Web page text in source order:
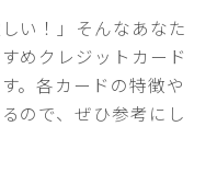
い！」そんなあなた
めクレジットカード
。各カードの特徴や
ので、ぜひ参考にし